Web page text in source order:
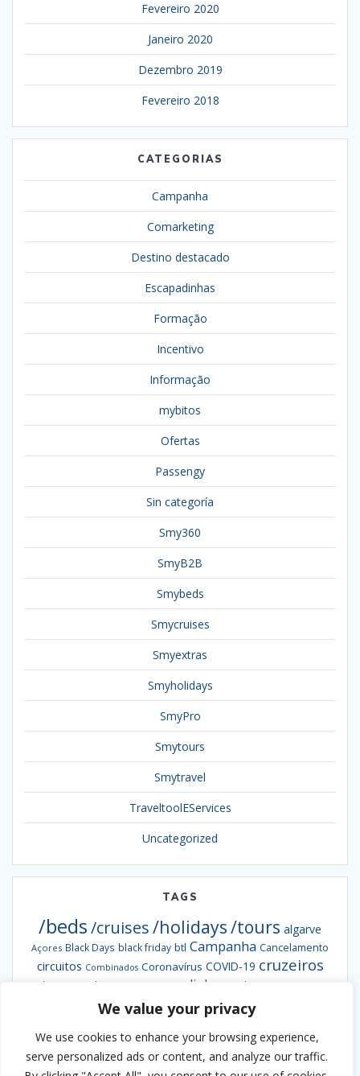
We value your privacy
We use cookies to enhance your browsing experience,
serve personalized ads or content, and analyze our traffic.
Fevereiro 2020
Janeiro 2020
Dezembro 2019
Fevereiro 2018
CATEGORIAS
Campanha
Comarketing
Destino destacado
Escapadinhas
Formação
Incentivo
Informação
mybitos
Ofertas
Passengy
Sin categoría
Smy360
SmyB2B
Smybeds
Smycruises
Smyextras
Smyholidays
SmyPro
Smytours
Smytravel
TraveltoolEServices
Uncategorized
TAGS
/beds/cruises/holidays/tours algarve
Açores Black Days black friday btl Campanha Cancelamento
circuitos Combinados Coronavírus COVID-19 cruzeiros
destaques da semana escapadinhas Exclusiva
grandes viagens hoteis hotel hotéis informação
Ofertas pacotes
portugal praias semana santa Smybeds Smycruises
SmyholidaysSmytours Smytravel venda